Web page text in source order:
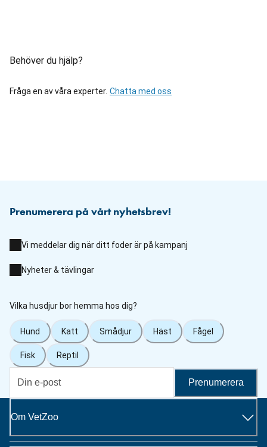
Behöver du hjälp?
Fråga en av våra experter. Chatta med oss
Prenumerera på vårt nyhetsbrev!
Vi meddelar dig när ditt foder är på kampanj
Nyheter & tävlingar
Vilka husdjur bor hemma hos dig?
Hund Katt Smådjur Häst Fågel
Fisk Reptil
Prenumerera
Om VetZoo